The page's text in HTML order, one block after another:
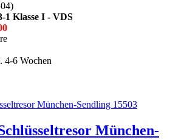
)
1 Klasse I - VDS
4-6 Wochen
München-